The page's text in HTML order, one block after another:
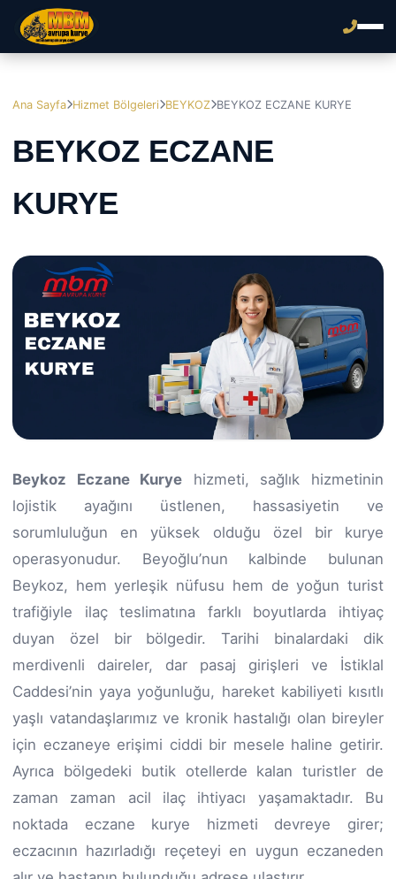
Ana Sayfa Hizmet Bölgeleri BEYKOZ BEYKOZ ECZANE KURYE
BEYKOZ ECZANE
KURYE
Beykoz Eczane Kurye hizmeti, sağlık hizmetinin
lojistik ayağını üstlenen, hassasiyetin ve
sorumluluğun en yüksek olduğu özel bir kurye
operasyonudur. Beyoğlu’nun kalbinde bulunan
Beykoz, hem yerleşik nüfusu hem de yoğun turist
trafiğiyle ilaç teslimatına farklı boyutlarda ihtiyaç
duyan özel bir bölgedir. Tarihi binalardaki dik
merdivenli daireler, dar pasaj girişleri ve İstiklal
Caddesi’nin yaya yoğunluğu, hareket kabiliyeti kısıtlı
yaşlı vatandaşlarımız ve kronik hastalığı olan bireyler
için eczaneye erişimi ciddi bir mesele haline getirir.
Ayrıca bölgedeki butik otellerde kalan turistler de
zaman zaman acil ilaç ihtiyacı yaşamaktadır. Bu
noktada eczane kurye hizmeti devreye girer;
eczacının hazırladığı reçeteyi en uygun eczaneden